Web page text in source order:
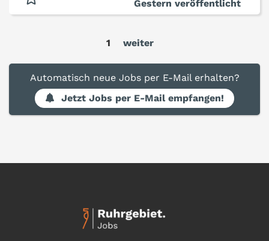
Gestern veröffentlicht
1 weiter
Automatisch neue Jobs per E-Mail erhalten?
Jetzt Jobs per E-Mail empfangen!